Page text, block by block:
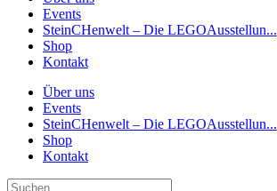
Events
SteinCHenwelt – Die LEGOAusstellun...
Shop
Kontakt
Über uns
Events
SteinCHenwelt – Die LEGOAusstellun...
Shop
Kontakt